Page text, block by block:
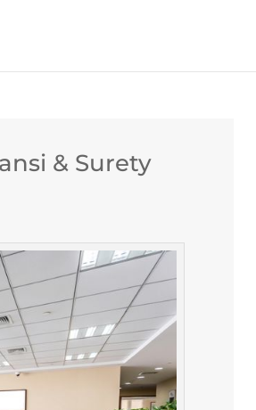
& Surety